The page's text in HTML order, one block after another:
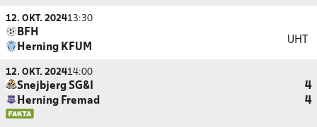
12. OKT. 202413:30
BFH
Herning KFUM
UHT
12. OKT. 202414:00
Snejbjerg SG&I
4
Herning Fremad
4